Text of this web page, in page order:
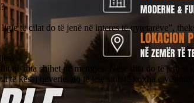
të cilat do të jenë në interes të qytetarëve”,
që dita shihet në mëngjes. Nëse dita do të jetë si
të kësaj qeverie, do të jetë situatë koxha e